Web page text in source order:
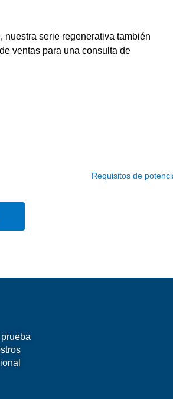
serie regenerativa también
ventas para una consulta de
Requisitos de